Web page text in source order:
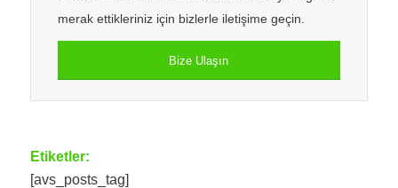
merak ettikleriniz için bizlerle iletişime geçin.
Bize Ulaşın
Etiketler:
[avs_posts_tag]